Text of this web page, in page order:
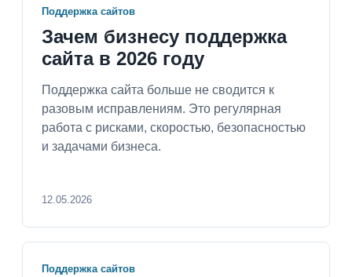
Поддержка сайтов
Зачем бизнесу поддержка
сайта в 2026 году
Поддержка сайта больше не сводится к
разовым исправлениям. Это регулярная
работа с рисками, скоростью, безопасностью
и задачами бизнеса.
12.05.2026
Поддержка сайтов